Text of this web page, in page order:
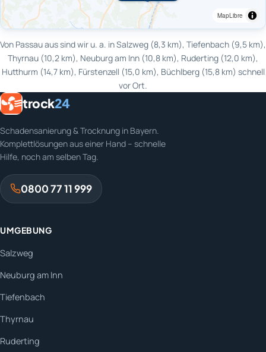
MapLibre
Von Passau aus sind wir u. a. in Salzweg (8,3 km), Tiefenbach (9,5 km),
Thyrnau (10,2 km), Neuburg am Inn (10,8 km), Ruderting (12,0 km),
Hutthurm (14,7 km), Fürstenzell (15,0 km), Büchlberg (15,8 km) schnell
vor Ort.
trock24
Schadensanierung & Trocknung in Bayern.
Komplettlösungen aus einer Hand – schnelle
Hilfe, noch am selben Tag.
0800 77 11 999
UMGEBUNG
Salzweg
Neuburg am Inn
Tiefenbach
Thyrnau
Ruderting